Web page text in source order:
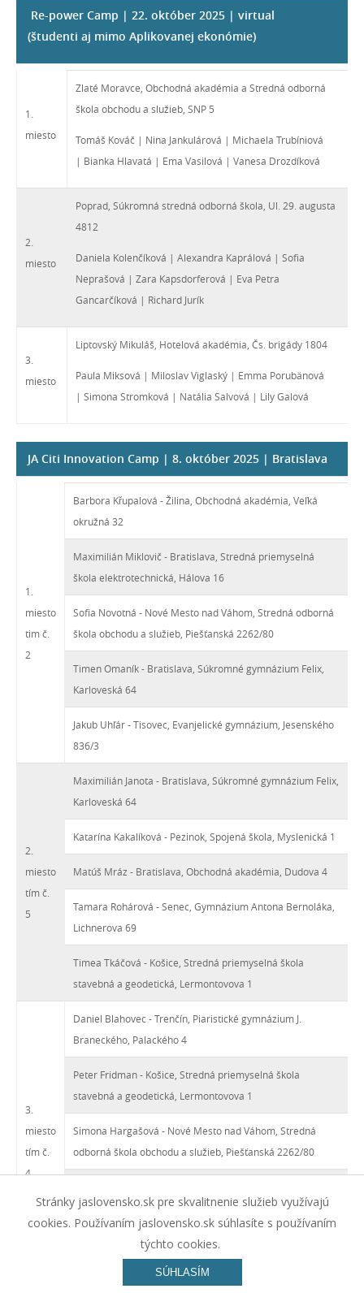
Re-power Camp | 22. október 2025 | virtual
(študenti aj mimo Aplikovanej ekonómie)
1.
miesto
Zlaté Moravce, Obchodná akadémia a Stredná odborná
škola obchodu a služieb, SNP 5
Tomáš Kováč | Nina Jankulárová | Michaela Trubíniová
| Bianka Hlavatá | Ema Vasilová | Vanesa Drozdíková
2.
miesto
Poprad, Súkromná stredná odborná škola, Ul. 29. augusta
4812
Daniela Kolenčíková | Alexandra Kaprálová | Sofia
Neprašová | Zara Kapsdorferová | Eva Petra
Gancarčíková | Richard Jurík
3.
miesto
Liptovský Mikuláš, Hotelová akadémia, Čs. brigády 1804
Paula Miksová | Miloslav Viglaský | Emma Porubänová
| Simona Stromková | Natália Salvová | Lily Galová
JA Citi Innovation Camp | 8. október 2025 | Bratislava
1.
miesto
tim č.
2
Barbora Křupalová - Žilina, Obchodná akadémia, Veľká
okružná 32
Maximilián Miklovič - Bratislava, Stredná priemyselná
škola elektrotechnická, Hálova 16
Sofia Novotná - Nové Mesto nad Váhom, Stredná odborná
škola obchodu a služieb, Piešťanská 2262/80
Timen Omaník - Bratislava, Súkromné gymnázium Felix,
Karloveská 64
Jakub Uhľár - Tisovec, Evanjelické gymnázium, Jesenského
836/3
2.
miesto
tím č.
5
Maximilián Janota - Bratislava, Súkromné gymnázium Felix,
Karloveská 64
Katarína Kakalíková - Pezinok, Spojená škola, Myslenická 1
Matúš Mráz - Bratislava, Obchodná akadémia, Dudova 4
Tamara Rohárová - Senec, Gymnázium Antona Bernoláka,
Lichnerova 69
Timea Tkáčová - Košice, Stredná priemyselná škola
stavebná a geodetická, Lermontovova 1
3.
miesto
tím č.
4
Daniel Blahovec - Trenčín, Piaristické gymnázium J.
Braneckého, Palackého 4
Peter Fridman - Košice, Stredná priemyselná škola
stavebná a geodetická, Lermontovova 1
Simona Hargašová - Nové Mesto nad Váhom, Stredná
odborná škola obchodu a služieb, Piešťanská 2262/80
Nevädzová 3
Natália Krekáčová - Považská Bystrica, Gymnázium
Dominika Tatarku, Školská 234/8
Stránky jaslovensko.sk pre skvalitnenie služieb využívajú
cookies. Používaním jaslovensko.sk súhlasíte s používaním
týchto cookies.
SÚHLASÍM